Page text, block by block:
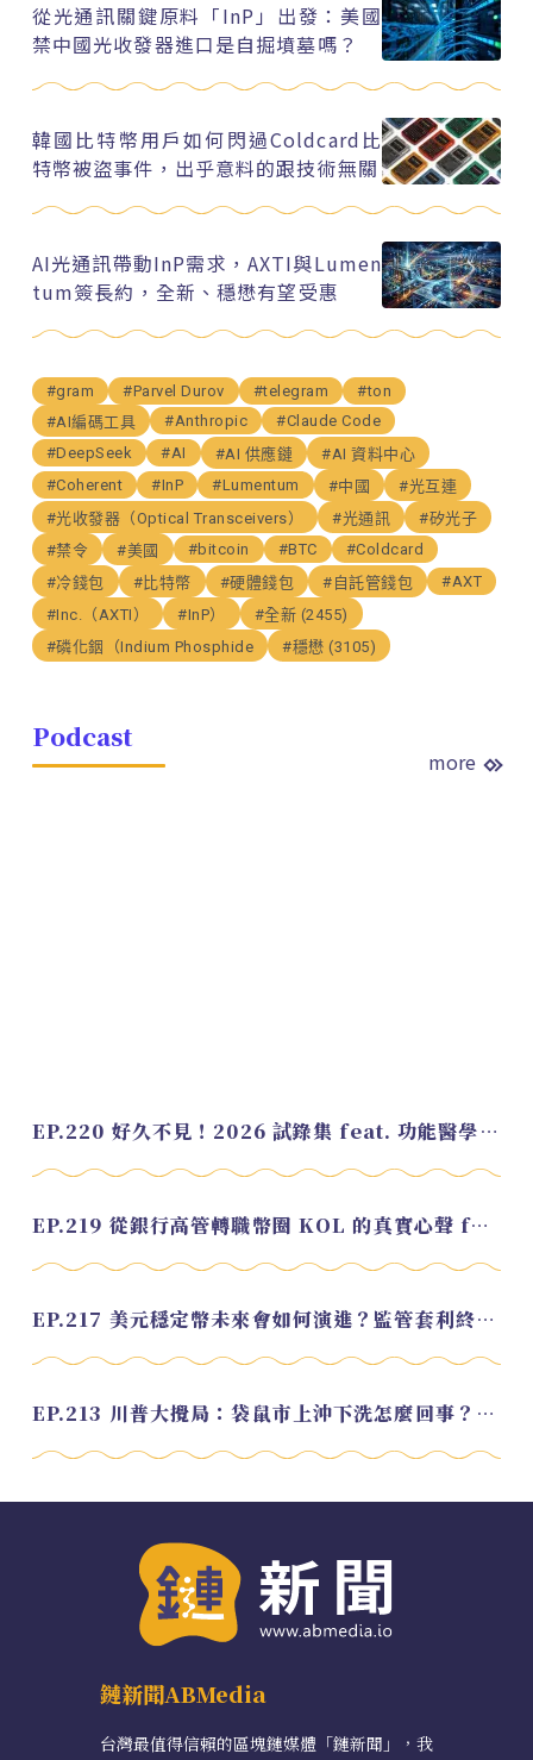
從光通訊關鍵原料「InP」出發：美國
禁中國光收發器進口是自掘墳墓嗎？
韓國比特幣用戶如何閃過Coldcard比
特幣被盜事件，出乎意料的跟技術無關
AI光通訊帶動InP需求，AXTI與Lumen
tum簽長約，全新、穩懋有望受惠
#gram #Parvel Durov #telegram
#ton
#AI編碼工具
#Anthropic
#Claude Code
#DeepSeek
#AI #AI 供應鏈
#AI 資料中心
#Coherent
#InP #Lumentum #中國
#光互連
#光收發器（Optical Transceivers）
#光通訊
#矽光子
#禁令
#美國 #bitcoin #BTC
#Coldcard
#冷錢包
#比特幣 #硬體錢包 #自託管錢包
#AXT
#Inc.（AXTI）
#InP）
#全新 (2455)
#磷化銦（Indium Phosphide
#穩懋 (3105)
Podcast
more
EP.220 好久不見！2026 試錄集 feat. 功能醫學營養師 美寶
EP.219 從銀行高管轉職幣圈 KOL 的真實心聲 feat.龜大
EP.217 美元穩定幣未來會如何演進？監管套利終將收斂？feat. 研究員 余哲安
EP.213 川普大攪局：袋鼠市上沖下洗怎麼回事？feat. Alvin
鏈新聞ABMedia
台灣最值得信賴的區塊鏈媒體「鏈新聞」，我